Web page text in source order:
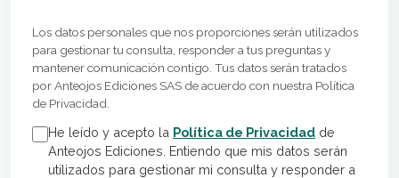
Los datos personales que nos proporciones serán utilizados
para gestionar tu consulta, responder a tus preguntas y
mantener comunicación contigo. Tus datos serán tratados
por Anteojos Ediciones SAS de acuerdo con nuestra Política
de Privacidad.
He leído y acepto la Política de Privacidad de
Anteojos Ediciones. Entiendo que mis datos serán
utilizados para gestionar mi consulta y responder a